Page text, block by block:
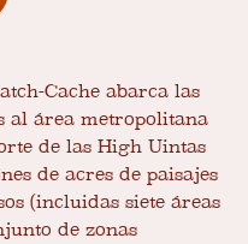
Cache abarca las
al área metropolitana
de las High Uintas
de acres de paisajes
(incluidas siete áreas
de zonas